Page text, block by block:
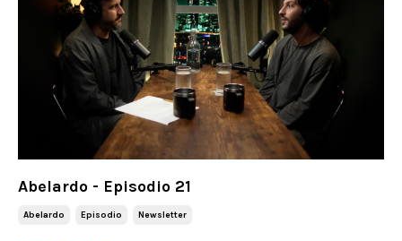
Abelardo - Episodio 21
Abelardo Episodio Newsletter